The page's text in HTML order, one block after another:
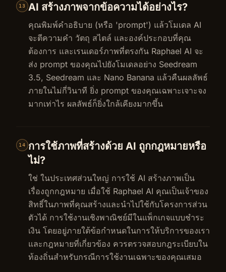
13 AI สร้างภาพจากข้อความได้อย่างไร?
คุณพิมพ์คำอธิบาย (หรือ 'prompt') แล้วโมเดล AI
จะตีความคำ วัตถุ สไตล์ และองค์ประกอบที่คุณ
ต้องการ และเรนเดอร์ภาพที่ตรงกัน Raphael AI จะ
ส่ง prompt ของคุณไปยังโมเดลอย่าง Seedream
3.5, Seedream และ Nano Banana แล้วคืนผลลัพธ์
ภายในไม่กี่วินาที ยิ่ง prompt ของคุณเฉพาะเจาะจง
มากเท่าไร ผลลัพธ์ก็ยิ่งใกล้เคียงมากขึ้น
14
การใช้ภาพที่สร้างด้วย AI ถูกกฎหมายหรือ
ไม่?
ใช่ ในประเทศส่วนใหญ่ การใช้ AI สร้างภาพเป็น
เรื่องถูกกฎหมาย เมื่อใช้ Raphael AI คุณเป็นเจ้าของ
สิทธิ์ในภาพที่คุณสร้างและนำไปใช้กับโครงการส่วน
ตัวได้ การใช้งานเชิงพาณิชย์มีในแพ็กเกจแบบชำระ
เงิน โดยอยู่ภายใต้ข้อกำหนดในการให้บริการของเรา
และกฎหมายที่เกี่ยวข้อง ควรตรวจสอบกฎระเบียบใน
ท้องถิ่นสำหรับกรณีการใช้งานเฉพาะของคุณเสมอ